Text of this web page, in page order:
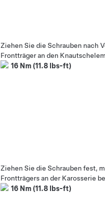
Ziehen Sie die Schrauben nach
Frontträger an den
16 Nm (11.8 lbs-ft)
Ziehen Sie die Schrauben fest,
Frontträgers an der Karosserie
16 Nm (11.8 lbs-ft)